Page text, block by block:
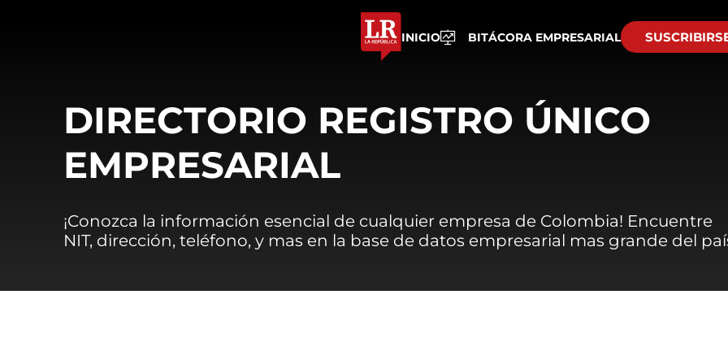
INICIO BITÁCORA EMPRESARIAL
DIRECTORIO REGISTRO ÚNICO
EMPRESARIAL
¡Conozca la información esencial de cualquier empresa de Colombia! Encuentre
NIT, dirección, teléfono, y mas en la base de datos empresarial mas grande del